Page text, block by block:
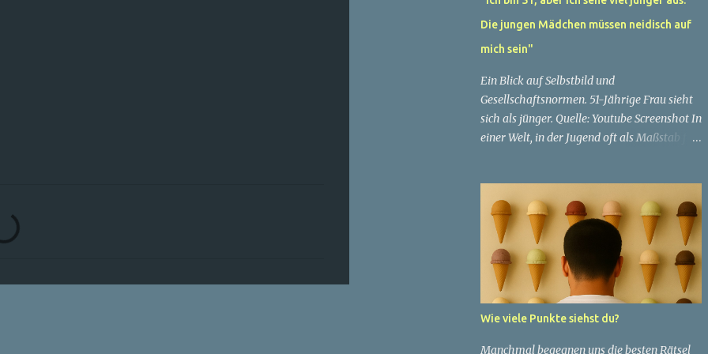
Die jungen Mädchen müssen neidisch auf
mich sein"
Ein Blick auf Selbstbild und
Gesellschaftsnormen. 51-Jährige Frau sieht
sich als jünger. Quelle: Youtube Screenshot In
einer Welt, in der Jugend oft als Maßstab für
bewahren. Aber was passiert, wenn jemand
sein eigenes Alter anders wahrnimmt als die
Gesellschaft es tut? Treten dann Selbstbild
und Realität in Konflikt? Ein faszinierendes
Beispiel für diese Diskrepanz ist die
Geschichte einer 51-jährigen Frau, deren
Überzeugung von ihrem Aussehen sie dazu
bringt, sich jünger zu fühlen, als die
Wie viele Punkte siehst du?
Manchmal begegnen uns die besten Rätsel